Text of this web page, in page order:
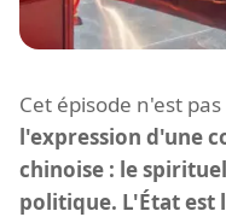
Cet épisode n'est
l'expression d'une
chinoise : le
politique. L'État est